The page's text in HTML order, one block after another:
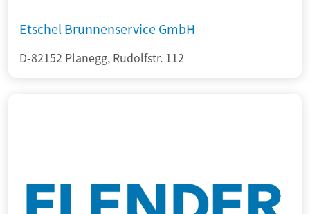
Etschel Brunnenservice GmbH
D-82152 Planegg, Rudolfstr. 112